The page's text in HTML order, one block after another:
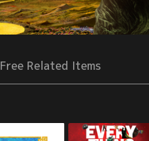
Free Related Items